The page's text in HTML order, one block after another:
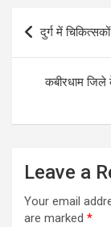
Post
navigation
दुर्ग में
कबीरधाम जिले
Leave a
Your email
are marked *